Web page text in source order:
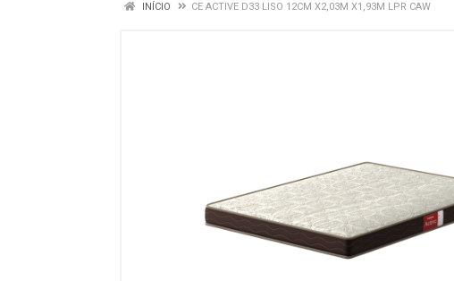
INÍCIO CE ACTIVE D33 LISO 12CM X2,03M X1,93M LPR CAW